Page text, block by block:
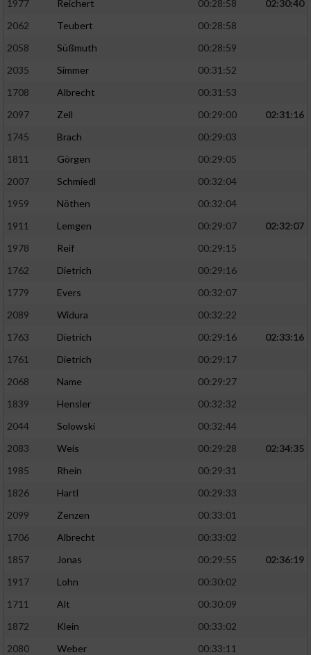
1977
Reichert 00:28:58
02:30:40
2062
Teubert
00:28:58
2058
Süßmuth
00:28:59
2035
Simmer
00:31:52
1708
Albrecht
00:31:53
2097
Zell 00:29:00
02:31:16
1745
Brach
00:29:03
1811
Görgen
00:29:05
2007
Schmiedl
00:32:04
1959
Nöthen
00:32:04
1911
Lemgen 00:29:07
02:32:07
1978
Reif
00:29:15
1762
Dietrich
00:29:16
1779
Evers
00:32:07
2089
Widura
00:32:22
1763
Dietrich 00:29:16
02:33:16
1761
Dietrich
00:29:17
2068
Name
00:29:27
1839
Hensler
00:32:32
2044
Solowski
00:32:44
2083
Weis 00:29:28
02:34:35
1985
Rhein
00:29:31
1826
Hartl
00:29:33
2099
Zenzen
00:33:01
1706
Albrecht
00:33:02
1857
Jonas 00:29:55
02:36:19
1917
Lohn
00:30:02
1711
Alt
00:30:09
1872
Klein
00:33:02
2080
Weber
00:33:11
Verwendung reduzierter Daten zur Auswahl
von Werbeanzeigen
Erstellung von Profilen für personalisierte
Werbung
personalisierter Werbung
von Inhalten
personalisierter Inhalte
Messung der Werbeleistung
Analyse von Zielgruppen durch Statistiken
oder Kombinationen von Daten aus
verschiedenen Quellen
Verwendung reduzierter Daten zur Auswahl
von Inhalten
IAB-Besonderheiten:
Verwendung genauer Standortdaten
Geräte anhand von aktiv angeforderten
Notwendig